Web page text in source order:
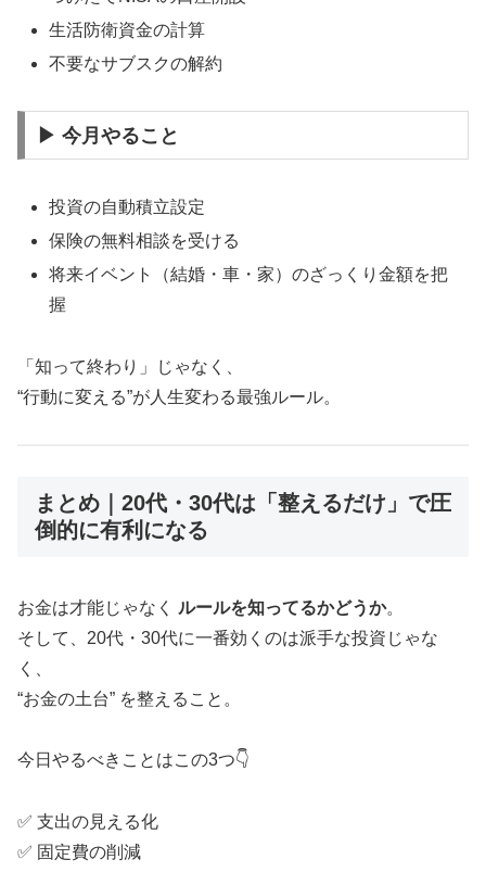
生活防衛資金の計算
不要なサブスクの解約
▶ 今月やること
投資の自動積立設定
保険の無料相談を受ける
将来イベント（結婚・車・家）のざっくり金額を把
握
「知って終わり」じゃなく、
“行動に変える”が人生変わる最強ルール。
まとめ｜20代・30代は「整えるだけ」で圧
倒的に有利になる
お金は才能じゃなく ルールを知ってるかどうか。
そして、20代・30代に一番効くのは派手な投資じゃな
く、
“お金の土台” を整えること。
今日やるべきことはこの3つ👇
✅ 支出の見える化
✅ 固定費の削減